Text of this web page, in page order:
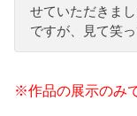
せていただきま
ですが、見て笑
※作品の展示のみ